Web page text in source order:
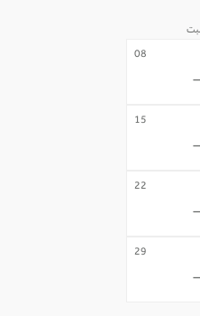
08
-
15
-
22
-
29
-